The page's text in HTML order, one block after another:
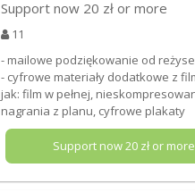
Support now 20 zł or more
11
- mailowe podziękowanie od
- cyfrowe materiały dodatkowe z
jak: film w pełnej,
nagrania z planu, cyfrowe plakaty
Support now20 zł or more